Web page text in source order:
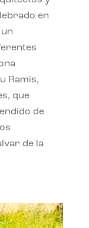
en
Ramis,
que
de
de la